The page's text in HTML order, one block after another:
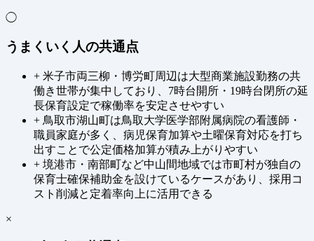
◯
うまくいく人の共通点
+ 米子市両三柳・博労町周辺は大型商業施設勤務の共
働き世帯が集中しており、7時台開所・19時台閉所の延
長保育設定で稼働率を安定させやすい
+ 鳥取市湖山町は鳥取大学医学部附属病院の看護師・
職員家庭が多く、病児保育加算や土曜保育対応を打ち
出すことで公定価格加算が積み上がりやすい
+ 境港市・南部町など中山間地域では市町村が独自の
保育士確保補助金を設けているケースがあり、採用コ
スト削減と定着率向上に活用できる
×